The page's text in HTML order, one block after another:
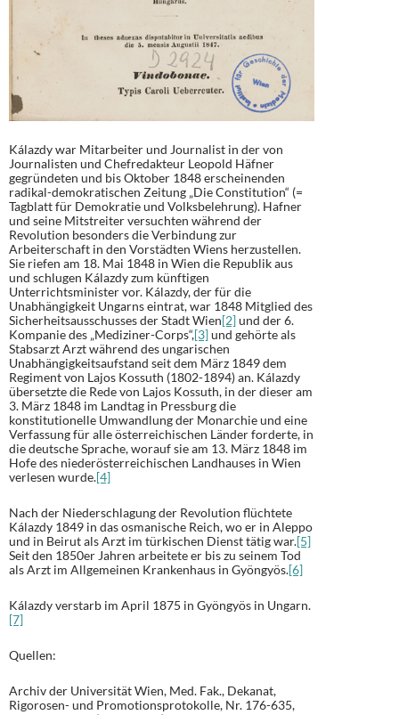
Kálazdy war Mitarbeiter und Journalist in der von
Journalisten und Chefredakteur Leopold Häfner
gegründeten und bis Oktober 1848 erscheinenden
radikal-demokratischen Zeitung „Die Constitution“ (=
Tagblatt für Demokratie und Volksbelehrung). Hafner
und seine Mitstreiter versuchten während der
Revolution besonders die Verbindung zur
Arbeiterschaft in den Vorstädten Wiens herzustellen.
Sie riefen am 18. Mai 1848 in Wien die Republik aus
und schlugen Kálazdy zum künftigen
Unterrichtsminister vor. Kálazdy, der für die
Unabhängigkeit Ungarns eintrat, war 1848 Mitglied des
Sicherheitsausschusses der Stadt Wien[2]und der 6.
Kompanie des „Mediziner-Corps“,[3]und gehörte als
Stabsarzt Arzt während des ungarischen
Unabhängigkeitsaufstand seit dem März 1849 dem
Regiment von Lajos Kossuth (1802-1894) an. Kálazdy
übersetzte die Rede von Lajos Kossuth, in der dieser am
3. März 1848 im Landtag in Pressburg die
konstitutionelle Umwandlung der Monarchie und eine
Verfassung für alle österreichischen Länder forderte, in
die deutsche Sprache, worauf sie am 13. März 1848 im
Hofe des niederösterreichischen Landhauses in Wien
verlesen wurde.[4]
Nach der Niederschlagung der Revolution flüchtete
Kálazdy 1849 in das osmanische Reich, wo er in Aleppo
und in Beirut als Arzt im türkischen Dienst tätig war.[5]
Seit den 1850er Jahren arbeitete er bis zu seinem Tod
als Arzt im Allgemeinen Krankenhaus in Gyöngyös.[6]
Kálazdy verstarb im April 1875 in Gyöngyös in Ungarn.
[7]
Quellen:
Archiv der Universität Wien, Med. Fak., Dekanat,
Rigorosen- und Promotionsprotokolle, Nr. 176-635,